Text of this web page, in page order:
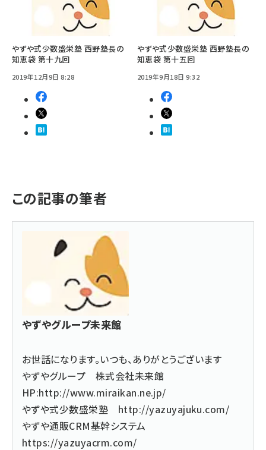
やずや式少数盛栄塾 西野塾長の
知恵袋 第十九回
2019年12月9日 8:28
やずや式少数盛栄塾 西野塾長の
知恵袋 第十五回
2019年9月18日 9:32
この記事の筆者
やずやグループ未来館
お世話になります。いつも、ありがとうございます
やずやグループ 株式会社未来館
HP:http://www.miraikan.ne.jp/
やずや式少数盛栄塾 http://yazuyajuku.com/
やずや通販CRM基幹システム
https://yazuyacrm.com/